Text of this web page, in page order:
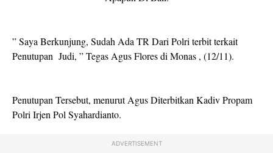
” Saya Berkunjung, Sudah Ada TR Dari Polri terbit terkait
Penutupan Judi, ” Tegas Agus Flores di Monas , (12/11).
Penutupan Tersebut, menurut Agus Diterbitkan Kadiv Propam
Polri Irjen Pol Syahardianto.
ADVERTISEMENT